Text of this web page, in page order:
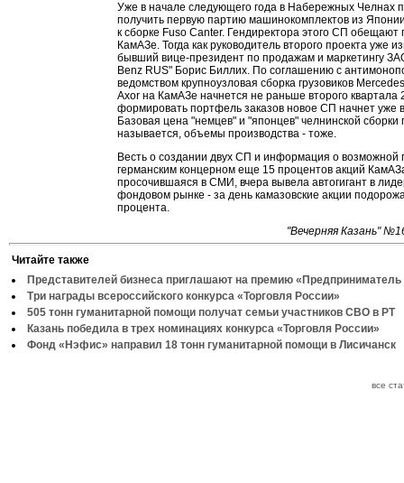
Уже в начале следующего года в Набережных Челнах
получить первую партию машинокомплектов из
к сборке Fuso Canter. Гендиректора этого СП обещают
КамАЗе. Тогда как руководитель второго проекта уже
бывший вице-президент по продажам и маркетингу
Benz RUS" Борис Биллих. По соглашению с
ведомством крупноузловая сборка грузовиков
Axor на КамАЗе начнется не раньше второго квартала
формировать портфель заказов новое СП начнет уже
Базовая цена "немцев" и "японцев" челнинской сборки
называется, объемы производства - тоже.
Весть о создании двух СП и информация о возможной
германским концерном еще 15 процентов акций
просочившаяся в СМИ, вчера вывела автогигант в
фондовом рынке - за день камазовские акции
процента.
"Вечерняя Казань"
Читайте также
Представителей бизнеса приглашают на премию «Предприниматель
Три награды всероссийского конкурса «Торговля России»
505 тонн гуманитарной помощи получат семьи участников СВО в РТ
Казань победила в трех номинациях конкурса «Торговля России»
Фонд «Нэфис» направил 18 тонн гуманитарной помощи в Лисичанск
все